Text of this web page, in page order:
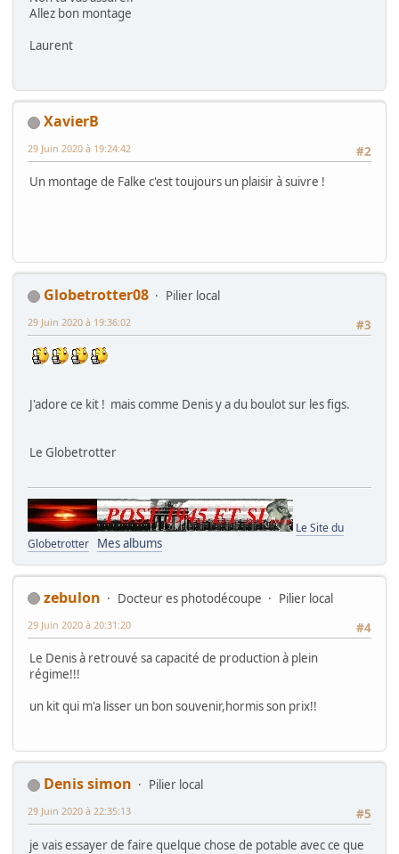
Allez bon montage
Laurent
XavierB
#2
29 Juin 2020 à 19:24:42
Un montage de Falke c'est toujours un plaisir à suivre !
Globetrotter08
Pilier local
#3
29 Juin 2020 à 19:36:02
J'adore ce kit ! mais comme Denis y a du boulot sur les figs.
Le Globetrotter
Le Site du
Globetrotter Mes albums
zebulon Docteur es photodécoupe
Pilier local
#4
29 Juin 2020 à 20:31:20
Le Denis à retrouvé sa capacité de production à plein
régime!!!
un kit qui m'a lisser un bon souvenir,hormis son prix!!
Denis simon
Pilier local
#5
29 Juin 2020 à 22:35:13
je vais essayer de faire quelque chose de potable avec ce que